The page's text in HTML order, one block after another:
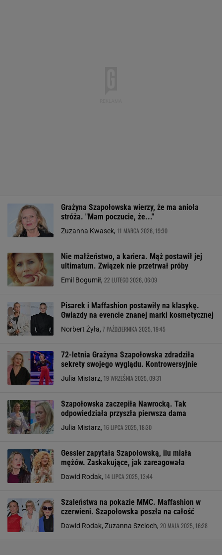
Grażyna Szapołowska wierzy, że ma anioła
stróża. "Mam poczucie, że..."
Zuzanna Kwasek, 11 MARCA 2026, 19:30
Nie małżeństwo, a kariera. Mąż postawił jej
ultimatum. Związek nie przetrwał próby
Emil Bogumił, 22 LUTEGO 2026, 06:09
Pisarek i Maffashion postawiły na klasykę.
Gwiazdy na evencie znanej marki kosmetycznej
Norbert Żyła, 7 PAŹDZIERNIKA 2025, 19:45
72-letnia Grażyna Szapołowska zdradziła
sekrety swojego wyglądu. Kontrowersyjnie
Julia Mistarz, 19 WRZEŚNIA 2025, 09:31
Szapołowska zaczepiła Nawrocką. Tak
odpowiedziała przyszła pierwsza dama
Julia Mistarz, 16 LIPCA 2025, 18:30
Gessler zapytała Szapołowską, ilu miała
mężów. Zaskakujące, jak zareagowała
Dawid Rodak, 14 LIPCA 2025, 13:44
Szaleństwa na pokazie MMC. Maffashion w
czerwieni. Szapołowska poszła na całość
Dawid Rodak, Zuzanna Szeloch, 20 MAJA 2025, 16:28